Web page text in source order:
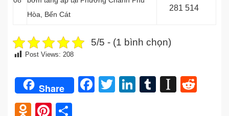
Hòa , Bến Cát
281 514
5/5 - (1 bình chọn)
Post Views: 208
Share Facebook
TwitterLinkedIn
Tumblr
Odnoklassniki
Pinterest